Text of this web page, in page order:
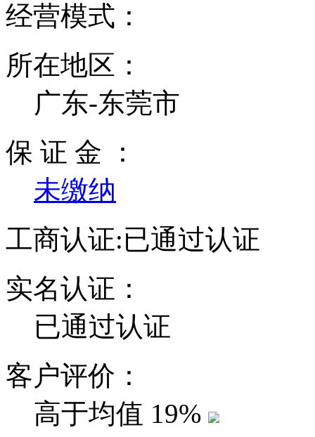
经营模式：
所在地区：
广东-东莞市
保 证 金 ：
未缴纳
工商认证:已通过认证
实名认证：
已通过认证
客户评价：
高于均值 19%